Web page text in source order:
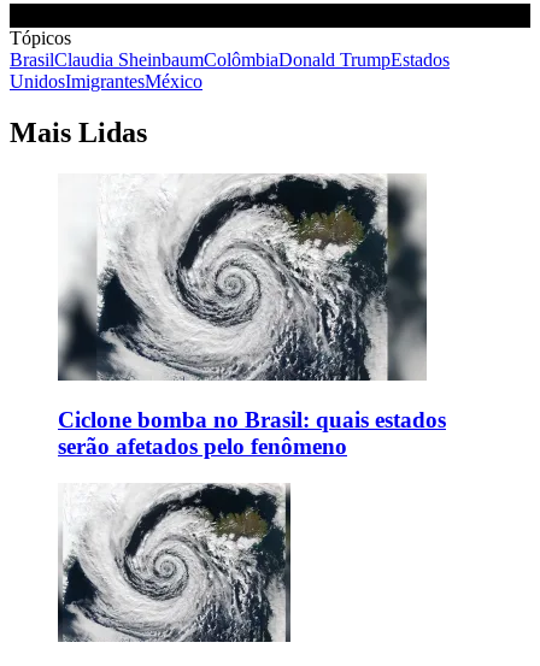
Tópicos
BrasilClaudia SheinbaumColômbiaDonald TrumpEstados
UnidosImigrantesMéxico
Mais Lidas
Ciclone bomba no Brasil: quais estados
serão afetados pelo fenômeno